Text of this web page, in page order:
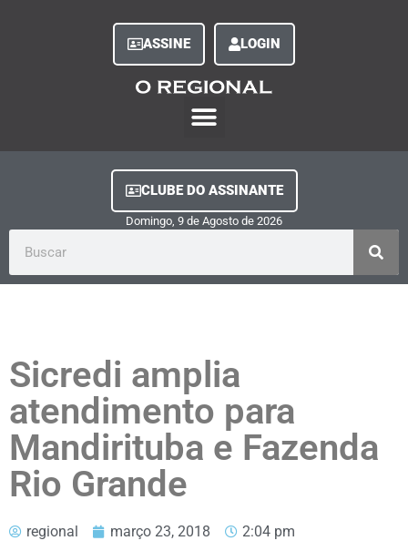
ASSINE LOGIN
CLUBE DO ASSINANTE
Domingo, 9 de Agosto de 2026
Sicredi amplia
atendimento para
Mandirituba e Fazenda
Rio Grande
regional março 23, 2018 2:04 pm